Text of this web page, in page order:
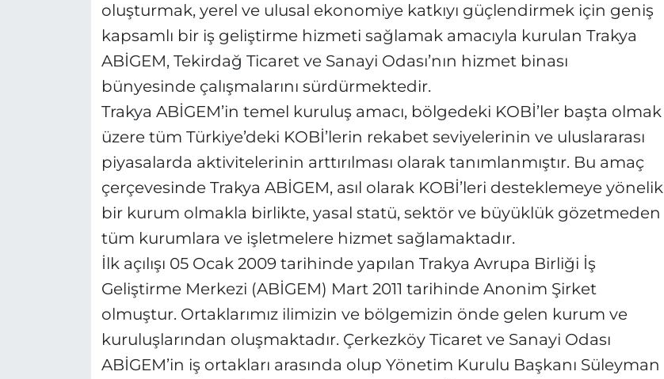
oluşturmak, yerel ve ulusal ekonomiye katkıyı güçlendirmek için geniş
kapsamlı bir iş geliştirme hizmeti sağlamak amacıyla kurulan Trakya
ABİGEM, Tekirdağ Ticaret ve Sanayi Odası’nın hizmet binası
bünyesinde çalışmalarını sürdürmektedir.
Trakya ABİGEM’in temel kuruluş amacı, bölgedeki KOBİ’ler başta olmak
üzere tüm Türkiye’deki KOBİ’lerin rekabet seviyelerinin ve uluslararası
piyasalarda aktivitelerinin arttırılması olarak tanımlanmıştır. Bu amaç
çerçevesinde Trakya ABİGEM, asıl olarak KOBİ’leri desteklemeye yönelik
bir kurum olmakla birlikte, yasal statü, sektör ve büyüklük gözetmeden
tüm kurumlara ve işletmelere hizmet sağlamaktadır.
İlk açılışı 05 Ocak 2009 tarihinde yapılan Trakya Avrupa Birliği İş
Geliştirme Merkezi (ABİGEM) Mart 2011 tarihinde Anonim Şirket
olmuştur. Ortaklarımız ilimizin ve bölgemizin önde gelen kurum ve
kuruluşlarından oluşmaktadır. Çerkezköy Ticaret ve Sanayi Odası
ABİGEM’in iş ortakları arasında olup Yönetim Kurulu Başkanı Süleyman